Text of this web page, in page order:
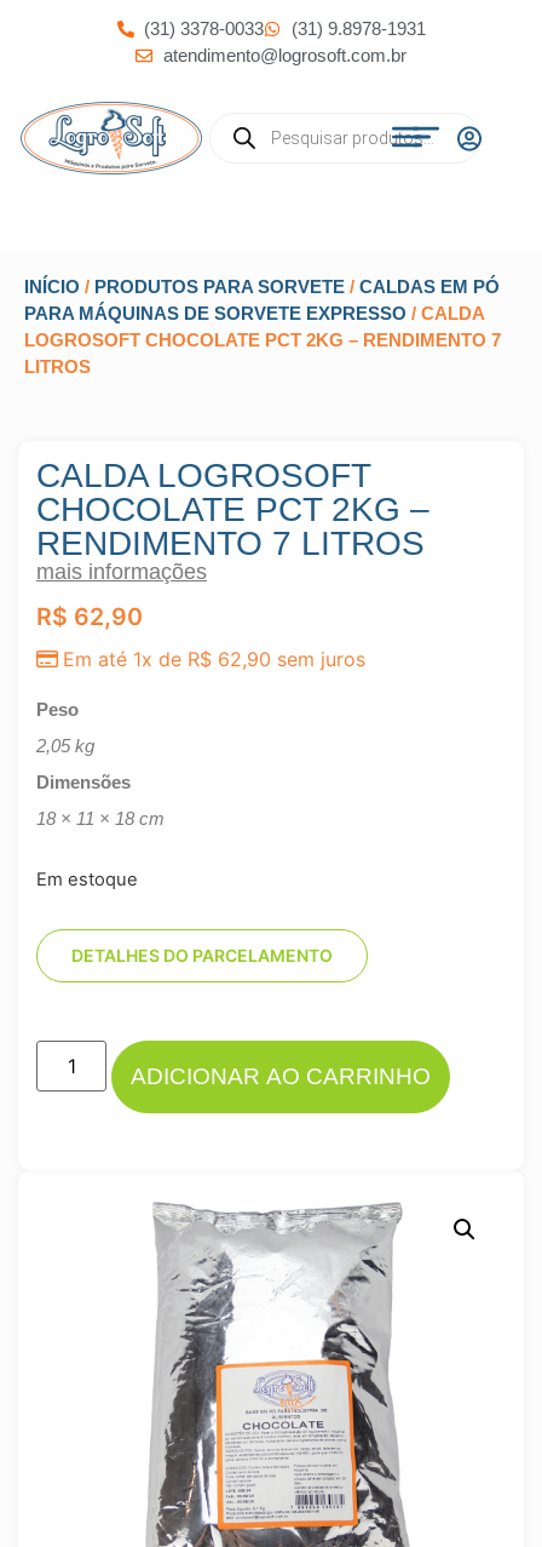
(31) 3378-0033
(31) 9.8978-1931
atendimento@logrosoft.com.br
INÍCIO / PRODUTOS PARA SORVETE / CALDAS EM PÓ
PARA MÁQUINAS DE SORVETE EXPRESSO / CALDA
LOGROSOFT CHOCOLATE PCT 2KG – RENDIMENTO 7
LITROS
CALDA LOGROSOFT
CHOCOLATE PCT 2KG –
RENDIMENTO 7 LITROS
mais informações
R$ 62,90
Em até 1x de R$ 62,90 sem juros
Peso
2,05 kg
Dimensões
18 × 11 × 18 cm
Em estoque
DETALHES DO PARCELAMENTO
ADICIONAR AO CARRINHO